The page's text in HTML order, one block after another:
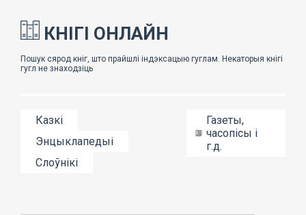
КНІГІ ОНЛАЙН
Казкі
Энцыклапедыі
Слоўнікі
Газеты,
часопісы і
г.д.